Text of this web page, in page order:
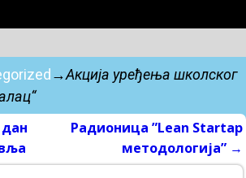
→Aкцијa уређења школског
Радионица ”Lean Startap
методологија” →